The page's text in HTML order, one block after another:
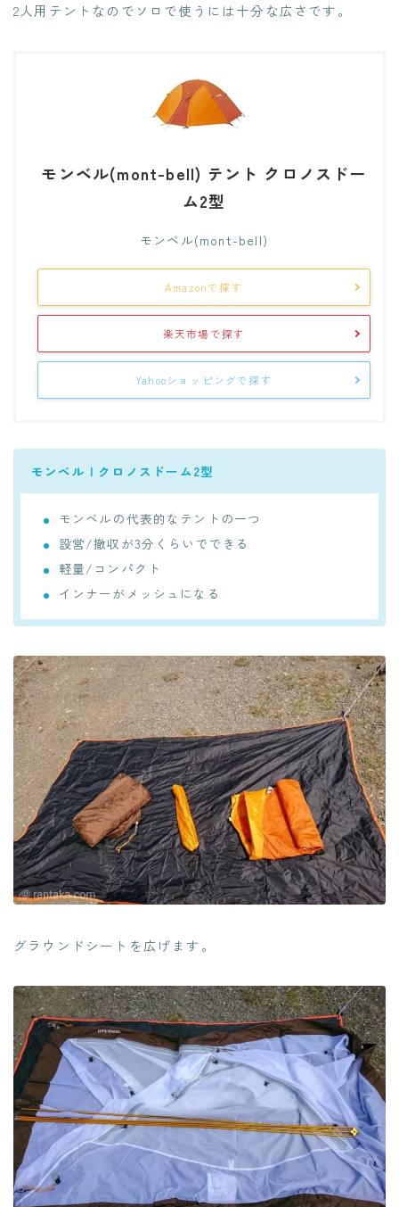
2人用テントなのでソロで使うには十分な広さです。
モンベル(mont-bell) テント クロノスドー
ム2型
モンベル(mont-bell)
Amazonで探す
楽天市場で探す
Yahooショッピングで探す
モンベル | クロノスドーム2型
モンベルの代表的なテントの一つ
設営/撤収が3分くらいでできる
軽量/コンパクト
インナーがメッシュになる
グラウンドシートを広げます。